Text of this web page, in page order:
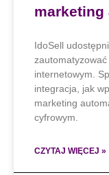
marketing
IdoSell
internetowym.
integracja, jak
marketing
cyfrowym.
CZYTAJ WIĘCEJ »